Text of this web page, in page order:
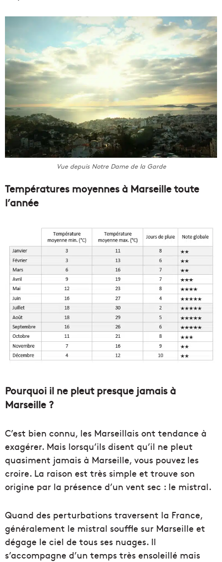
Vue depuis Notre Dame de la Garde
Températures moyennes à Marseille toute
l’année
Pourquoi il ne pleut presque jamais à
Marseille ?
C’est bien connu, les Marseillais ont tendance à
exagérer. Mais lorsqu’ils disent qu’il ne pleut
quasiment jamais à Marseille, vous pouvez les
croire. La raison est très simple et trouve son
origine par la présence d’un vent sec : le mistral.
Quand des perturbations traversent la France,
généralement le mistral souffle sur Marseille et
dégage le ciel de tous ses nuages. Il
s’accompagne d’un temps très ensoleillé mais